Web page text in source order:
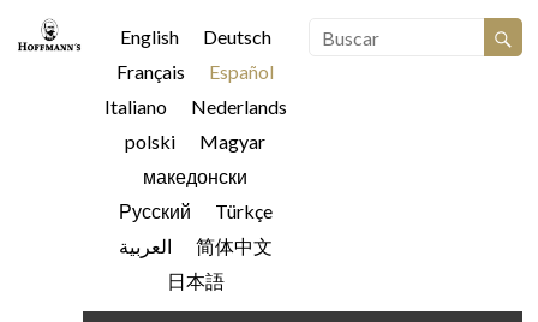
English
Deutsch
Français
Español
Italiano
Nederlands
polski
Magyar
македонски
Русский
Türkçe
العربية
简体中文
日本語